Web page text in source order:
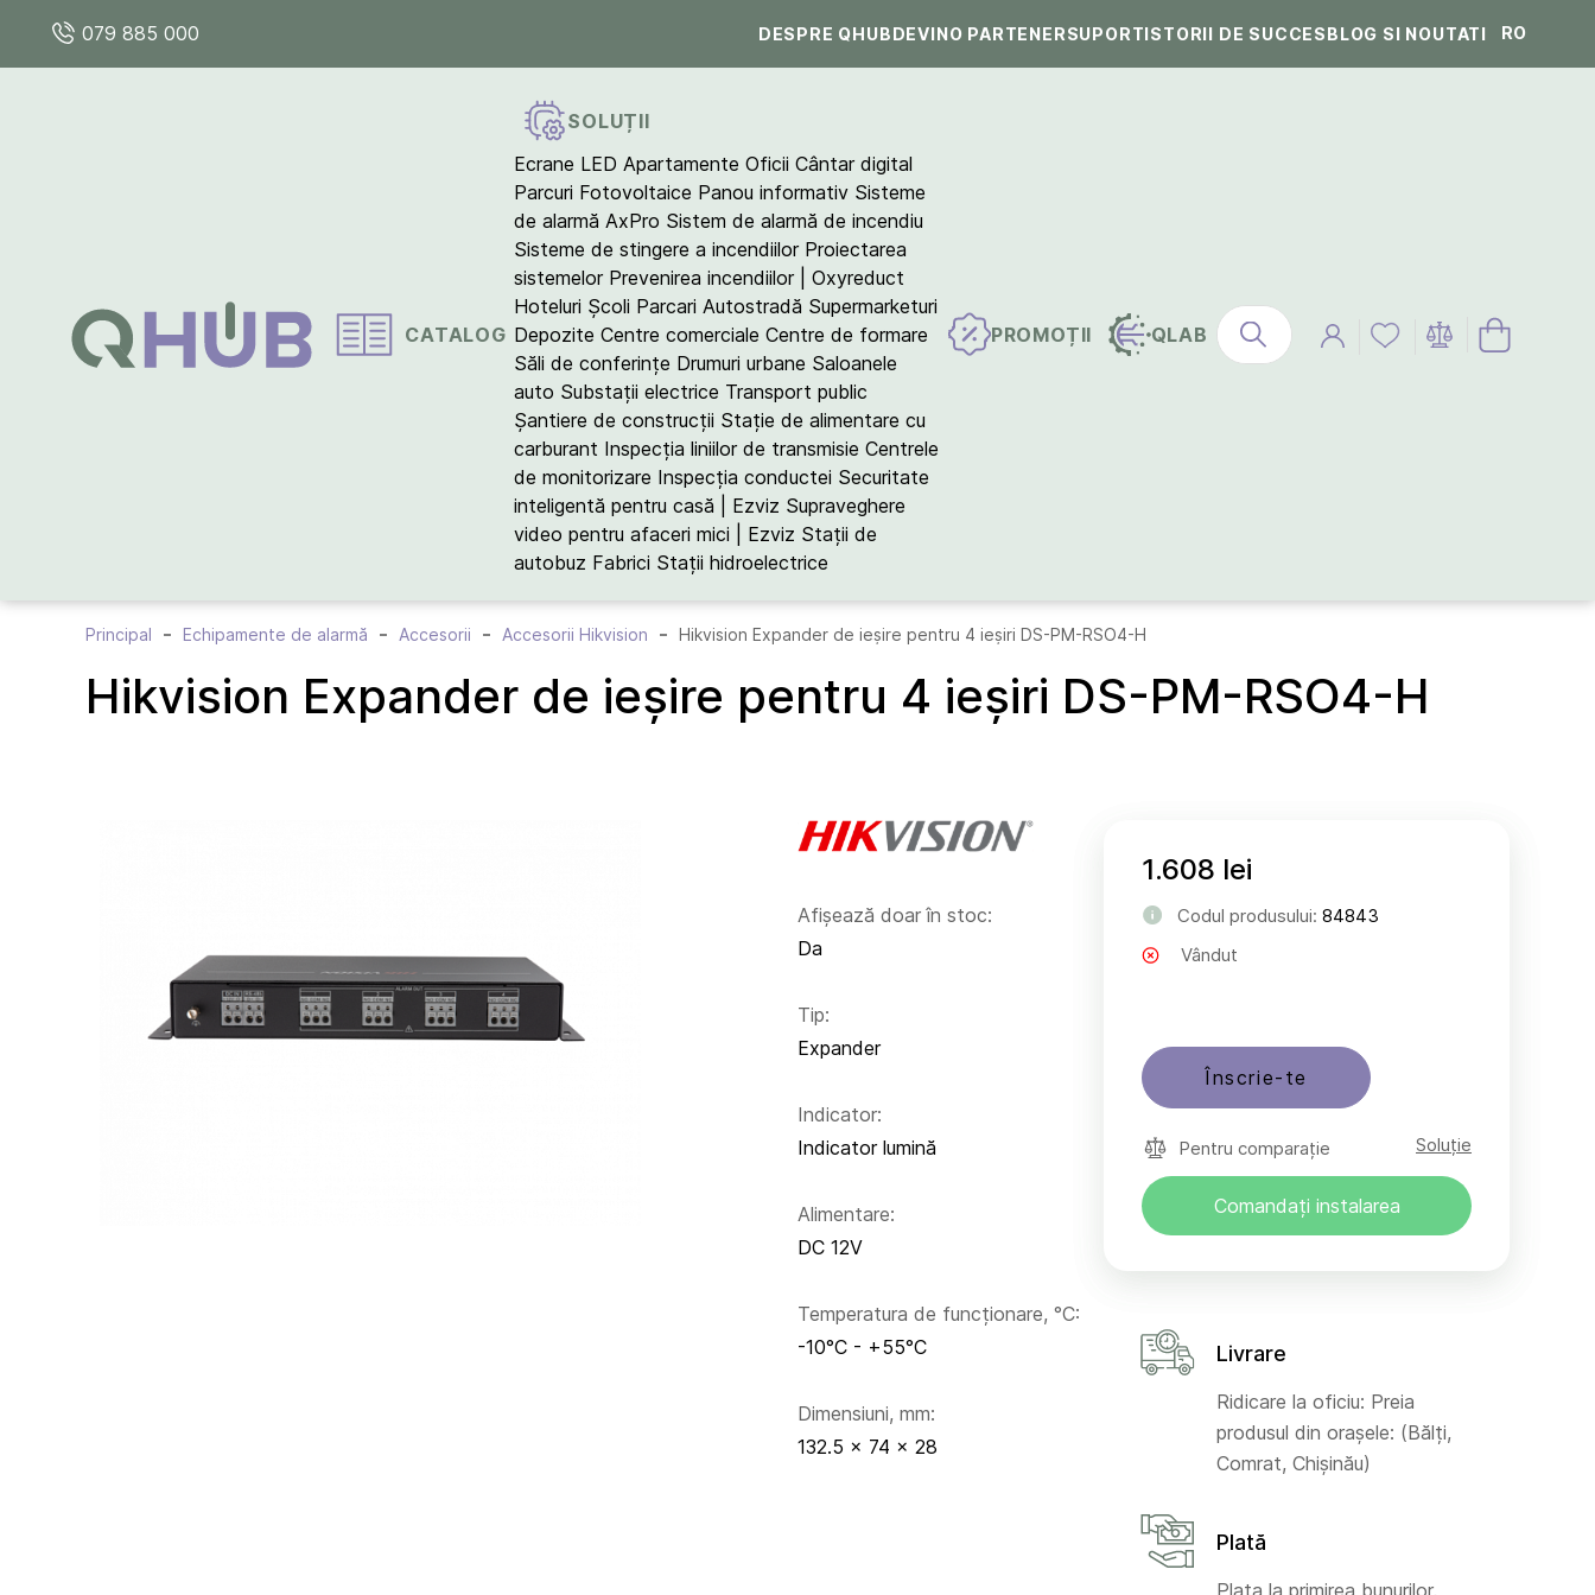
079 885 000 DESPRE QHUBDEVINO PARTENERSUPORTISTORII DE SUCCESBLOG SI NOUTATI RO
CATALOG
SOLUȚII
Ecrane LED Apartamente Oficii Cântar digital
Parcuri Fotovoltaice Panou informativ Sisteme
de alarmă AxPro Sistem de alarmă de incendiu
Sisteme de stingere a incendiilor Proiectarea
sistemelor Prevenirea incendiilor | Oxyreduct
Hoteluri Școli Parcari Autostradă Supermarketuri
Depozite Centre comerciale Centre de formare
Săli de conferințe Drumuri urbane Saloanele
auto Substații electrice Transport public
Șantiere de construcții Stație de alimentare cu
carburant Inspecția liniilor de transmisie Centrele
de monitorizare Inspecția conductei Securitate
inteligentă pentru casă | Ezviz Supraveghere
video pentru afaceri mici | Ezviz Stații de
autobuz Fabrici Stații hidroelectrice
PROMOȚII QLAB
Principal Echipamente de alarmă Accesorii Accesorii Hikvision Hikvision Expander de ieșire pentru 4 ieșiri DS-PM-RSO4-H
Hikvision Expander de ieșire pentru 4 ieșiri DS-PM-RSO4-H
Afișează doar în stoc:
Da
Tip:
Expander
Indicator:
Indicator lumină
Alimentare:
DC 12V
Temperatura de funcționare, °C:
-10°С - +55°С
Dimensiuni, mm:
132.5 x 74 x 28
1.608 lei
Codul produsului: 84843
Vândut
Înscrie-te
Pentru comparație Soluție
Comandați instalarea
Livrare
Ridicare la oficiu: Preia
produsul din orașele: (Bălți,
Comrat, Chișinău)
Plată
Plata la primirea bunurilor,